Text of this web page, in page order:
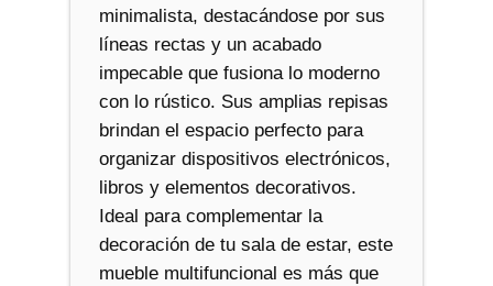
minimalista, destacándose por sus
líneas rectas y un acabado
impecable que fusiona lo moderno
con lo rústico. Sus amplias repisas
brindan el espacio perfecto para
organizar dispositivos electrónicos,
libros y elementos decorativos.
Ideal para complementar la
decoración de tu sala de estar, este
mueble multifuncional es más que